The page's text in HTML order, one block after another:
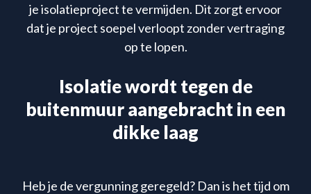
je isolatieproject te vermijden. Dit zorgt ervoor
dat je project soepel verloopt zonder vertraging
op te lopen.
Isolatie wordt tegen de
buitenmuur aangebracht in een
dikke laag
Heb je de vergunning geregeld? Dan is het tijd om